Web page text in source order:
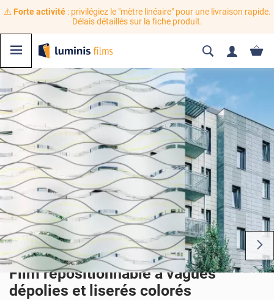
⚠️ Forte activité: privilégiez le "mètre linéaire" pour une livraison rapide.
Délais détaillés sur la fiche produit.
Film repositionnable à vagues
dépolies et liserés colorés